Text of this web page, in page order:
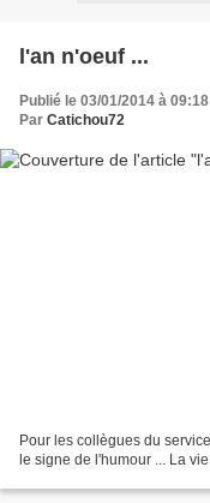
l'an n'oeuf ...
Publié le 03/01/2014 à 09:18
Par Catichou72
Pour les collègues du
le signe de l'humour ... La